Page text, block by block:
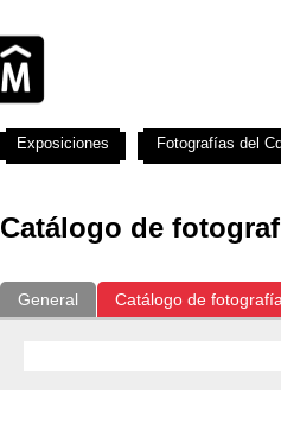
Catálogo de
General Catálogo de
Exposiciones Fotografías del